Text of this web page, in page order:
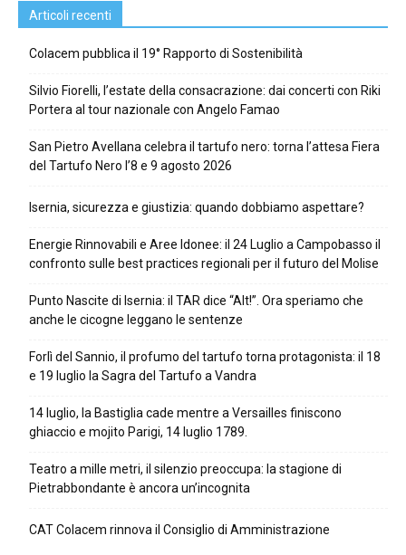
Articoli recenti
Colacem pubblica il 19° Rapporto di Sostenibilità
Silvio Fiorelli, l’estate della consacrazione: dai concerti con Riki
Portera al tour nazionale con Angelo Famao
San Pietro Avellana celebra il tartufo nero: torna l’attesa Fiera
del Tartufo Nero l’8 e 9 agosto 2026
Isernia, sicurezza e giustizia: quando dobbiamo aspettare?
Energie Rinnovabili e Aree Idonee: il 24 Luglio a Campobasso il
confronto sulle best practices regionali per il futuro del Molise
Punto Nascite di Isernia: il TAR dice “Alt!”. Ora speriamo che
anche le cicogne leggano le sentenze
Forlì del Sannio, il profumo del tartufo torna protagonista: il 18
e 19 luglio la Sagra del Tartufo a Vandra
14 luglio, la Bastiglia cade mentre a Versailles finiscono
ghiaccio e mojito Parigi, 14 luglio 1789.
Teatro a mille metri, il silenzio preoccupa: la stagione di
Pietrabbondante è ancora un’incognita
CAT Colacem rinnova il Consiglio di Amministrazione